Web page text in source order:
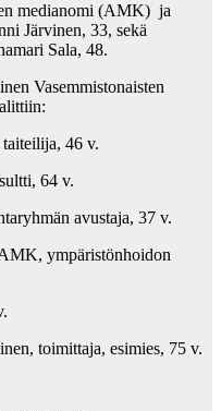
medianomi (AMK) ja
Järvinen, 33, sekä
Sala, 48.
Vasemmistonaisten
46 v.
64 v.
avustaja, 37 v.
ympäristönhoidon
toimittaja, esimies, 75 v.